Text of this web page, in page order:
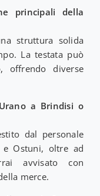
principali della
struttura solida
La testata può
offrendo diverse
a Brindisi o
dal personale
e Ostuni, oltre ad
avvisato con
merce.